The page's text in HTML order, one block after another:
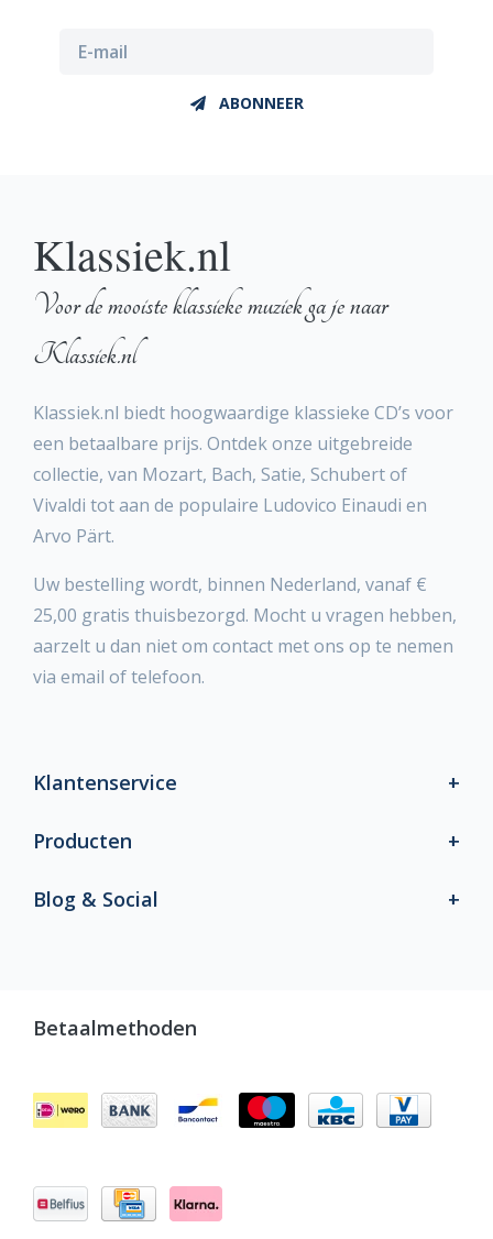
ABONNEER
Klassiek.nl
Voor de mooiste klassieke muziek ga je naar
Klassiek.nl
Klassiek.nl biedt hoogwaardige klassieke CD’s voor
een betaalbare prijs. Ontdek onze uitgebreide
collectie, van Mozart, Bach, Satie, Schubert of
Vivaldi tot aan de populaire Ludovico Einaudi en
Arvo Pärt.
Uw bestelling wordt, binnen Nederland, vanaf €
25,00 gratis thuisbezorgd. Mocht u vragen hebben,
aarzelt u dan niet om contact met ons op te nemen
via email of telefoon.
Klantenservice
Producten
Blog & Social
Betaalmethoden